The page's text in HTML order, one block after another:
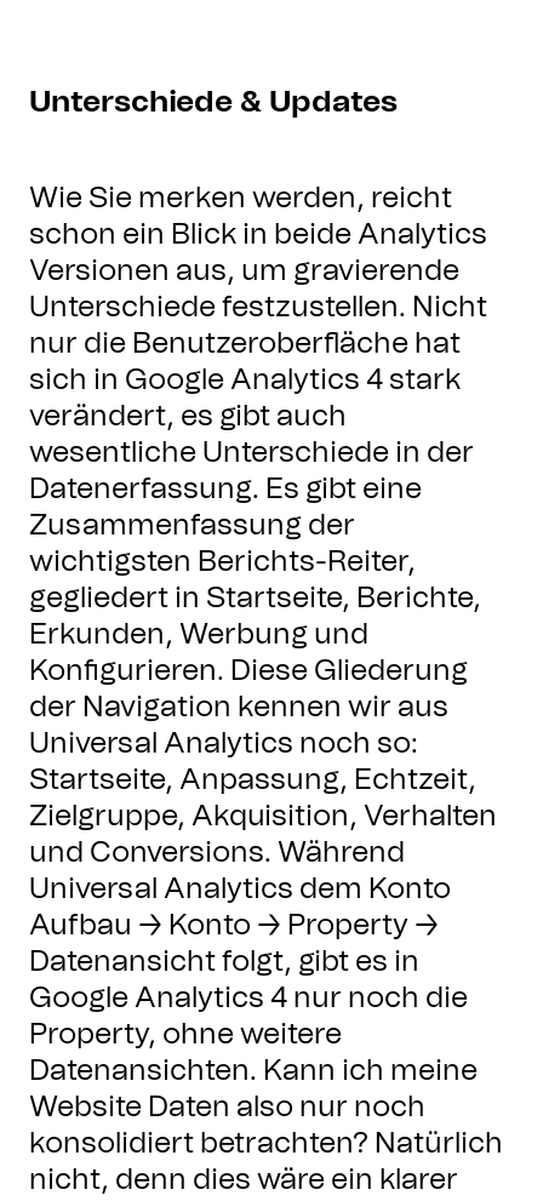
Unterschiede & Updates
Wie Sie merken werden, reicht
schon ein Blick in beide Analytics
Versionen aus, um gravierende
Unterschiede festzustellen. Nicht
nur die Benutzeroberfläche hat
sich in Google Analytics 4 stark
verändert, es gibt auch
wesentliche Unterschiede in der
Datenerfassung. Es gibt eine
Zusammenfassung der
wichtigsten Berichts-Reiter,
gegliedert in Startseite, Berichte,
Erkunden, Werbung und
Konfigurieren. Diese Gliederung
der Navigation kennen wir aus
Universal Analytics noch so:
Startseite, Anpassung, Echtzeit,
Zielgruppe, Akquisition, Verhalten
und Conversions. Während
Universal Analytics dem Konto
Aufbau → Konto → Property →
Datenansicht folgt, gibt es in
Google Analytics 4 nur noch die
Property, ohne weitere
Datenansichten. Kann ich meine
Website Daten also nur noch
konsolidiert betrachten? Natürlich
nicht, denn dies wäre ein klarer